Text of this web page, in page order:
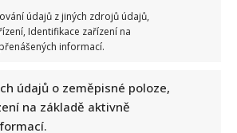
údajů z jiných zdrojů údajů,
Identifikace zařízení na
informací.
údajů o zeměpisné poloze,
na základě aktivně